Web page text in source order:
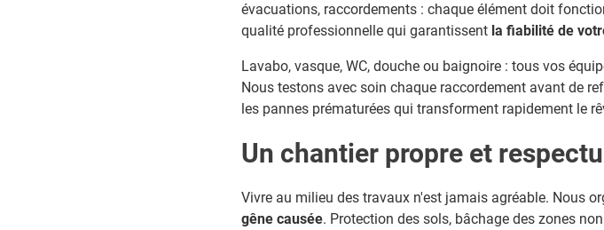
évacuations, raccordements : chaque élément doit
qualité professionnelle qui garantissent la fiabilité de
Lavabo, vasque, WC, douche ou baignoire : tous vos
Nous testons avec soin chaque raccordement avant de
les pannes prématurées qui transforment rapidement le
Un chantier propre et
Vivre au milieu des travaux n'est jamais agréable. Nous
gêne causée. Protection des sols, bâchage des zones